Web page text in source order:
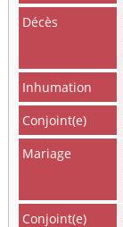
Décès
Inhumation
Conjoint(e)
Mariage
Conjoint(e)